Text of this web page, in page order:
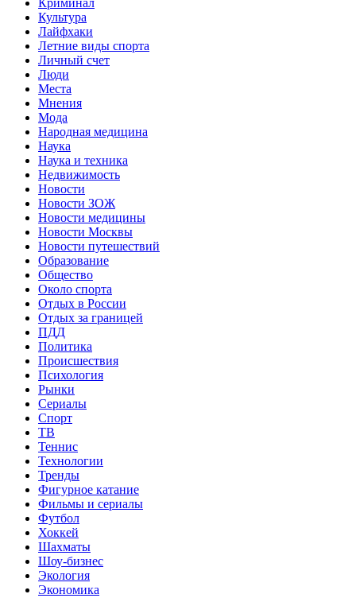
Криминал
Культура
Лайфхаки
Летние виды спорта
Личный счет
Люди
Места
Мнения
Мода
Народная медицина
Наука
Наука и техника
Недвижимость
Новости
Новости ЗОЖ
Новости медицины
Новости Москвы
Новости путешествий
Образование
Общество
Около спорта
Отдых в России
Отдых за границей
ПДД
Политика
Происшествия
Психология
Рынки
Сериалы
Спорт
ТВ
Теннис
Технологии
Тренды
Фигурное катание
Фильмы и сериалы
Футбол
Хоккей
Шахматы
Шоу-бизнес
Экология
Экономика